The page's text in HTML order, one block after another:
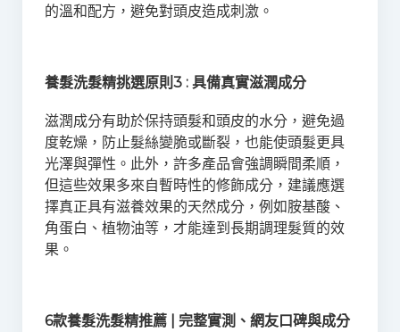
的溫和配方，避免對頭皮造成刺激。
養髮洗髮精挑選原則3 : 具備真實滋潤成分
滋潤成分有助於保持頭髮和頭皮的水分，避免過
度乾燥，防止髮絲變脆或斷裂，也能使頭髮更具
光澤與彈性。此外，許多產品會強調瞬間柔順，
但這些效果多來自暫時性的修飾成分，建議應選
擇真正具有滋養效果的天然成分，例如胺基酸、
角蛋白、植物油等，才能達到長期調理髮質的效
果。
6款養髮洗髮精推薦 | 完整實測、網友口碑與成分